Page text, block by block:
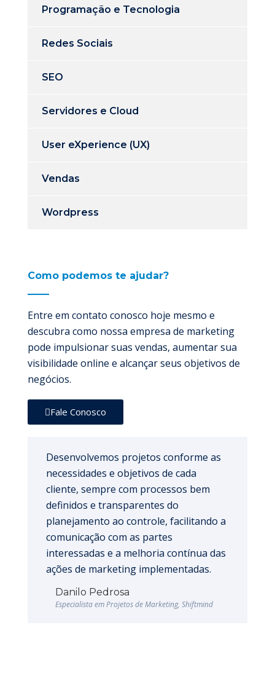
Programação e Tecnologia
Redes Sociais
SEO
Servidores e Cloud
User eXperience (UX)
Vendas
Wordpress
Como podemos te ajudar?
Entre em contato conosco hoje mesmo e
descubra como nossa empresa de marketing
pode impulsionar suas vendas, aumentar sua
visibilidade online e alcançar seus objetivos de
negócios.
Fale Conosco
Desenvolvemos projetos conforme as
necessidades e objetivos de cada
cliente, sempre com processos bem
definidos e transparentes do
planejamento ao controle, facilitando a
comunicação com as partes
interessadas e a melhoria contínua das
ações de marketing implementadas.
Danilo Pedrosa
Especialista em Projetos de Marketing, Shiftmind